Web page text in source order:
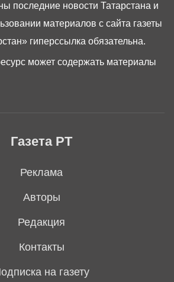
Газета РТ
Реклама
Авторы
Редакция
Контакты
на газету
последние новости Татарстана и
материалов с сайта газеты
гиперссылка обязательна.
может содержать материалы